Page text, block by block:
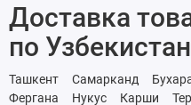
Доставка
по
Ташкент Самарканд
Фергана
Нукус Карши